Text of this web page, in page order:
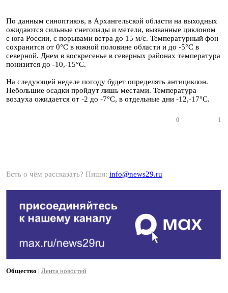
По данным синоптиков, в Архангельской области на выходных
ожидаются сильные снегопады и метели, вызванные циклоном
с юга России, с порывами ветра до 15 м/с. Температурный фон
сохранится от 0°C в южной половине области и до -5°C в
северной. Днем в воскресенье в северных районах температура
понизится до -10,-15°C.
На следующей неделе погоду будет определять антициклон.
Небольшие осадки пройдут лишь местами. Температура
воздуха ожидается от -2 до -7°C, в отдельные дни -12,-17°C.
0 1
Есть о чём рассказать? Пиши: info@news29.ru
Общество | Лента новостей